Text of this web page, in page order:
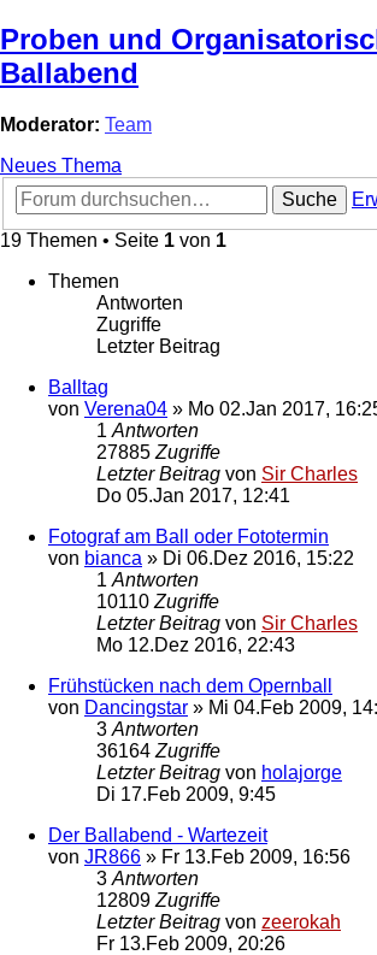
Proben und
Ballabend
Moderator: Team
Neues Thema
Suche
19 Themen • Seite 1 von 1
Themen
Antworten
Zugriffe
Letzter Beitrag
Balltag
von Verena04 » Mo 02.Jan 2017,
1 Antworten
27885 Zugriffe
Letzter Beitrag von Sir Charles
Do 05.Jan 2017, 12:41
Fotograf am Ball oder Fototermin
von bianca » Di 06.Dez 2016, 15:22
1 Antworten
10110 Zugriffe
Letzter Beitrag von Sir Charles
Mo 12.Dez 2016, 22:43
Frühstücken nach dem Opernball
von Dancingstar » Mi 04.Feb 2009,
3 Antworten
36164 Zugriffe
Letzter Beitrag von holajorge
Di 17.Feb 2009, 9:45
Der Ballabend - Wartezeit
von JR866 » Fr 13.Feb 2009, 16:56
3 Antworten
12809 Zugriffe
Letzter Beitrag von zeerokah
Fr 13.Feb 2009, 20:26